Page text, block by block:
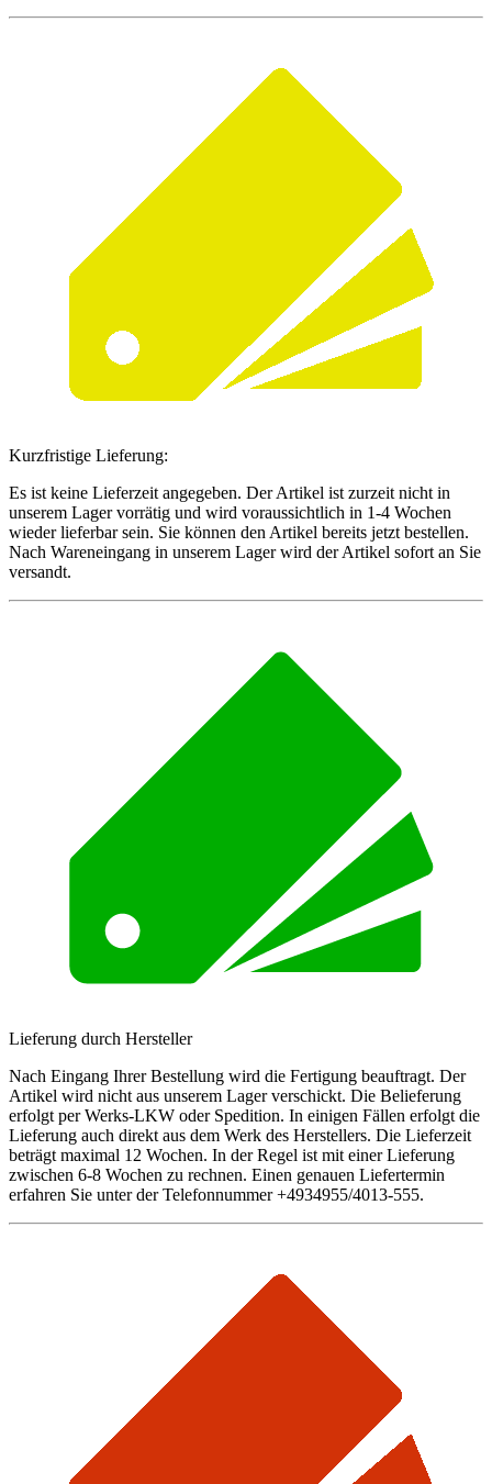
Kurzfristige Lieferung:
Es ist keine Lieferzeit angegeben. Der Artikel ist zurzeit nicht in
unserem Lager vorrätig und wird voraussichtlich in 1-4 Wochen
wieder lieferbar sein. Sie können den Artikel bereits jetzt bestellen.
Nach Wareneingang in unserem Lager wird der Artikel sofort an Sie
versandt.
Lieferung durch Hersteller
Nach Eingang Ihrer Bestellung wird die Fertigung beauftragt. Der
Artikel wird nicht aus unserem Lager verschickt. Die Belieferung
erfolgt per Werks-LKW oder Spedition. In einigen Fällen erfolgt die
Lieferung auch direkt aus dem Werk des Herstellers. Die Lieferzeit
beträgt maximal 12 Wochen. In der Regel ist mit einer Lieferung
zwischen 6-8 Wochen zu rechnen. Einen genauen Liefertermin
erfahren Sie unter der Telefonnummer +4934955/4013-555.